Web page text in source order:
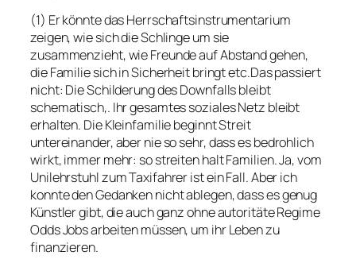
(1) Er könnte das Herrschaftsinstrumentarium
zeigen, wie sich die Schlinge um sie
zusammenzieht, wie Freunde auf Abstand gehen,
die Familie sich in Sicherheit bringt etc.Das passiert
nicht: Die Schilderung des Downfalls bleibt
schematisch,. Ihr gesamtes soziales Netz bleibt
erhalten. Die Kleinfamilie beginnt Streit
untereinander, aber nie so sehr, dass es bedrohlich
wirkt, immer mehr: so streiten halt Familien. Ja, vom
Unilehrstuhl zum Taxifahrer ist ein Fall. Aber ich
konnte den Gedanken nicht ablegen, dass es genug
Künstler gibt, die auch ganz ohne autoritäte Regime
Odds Jobs arbeiten müssen, um ihr Leben zu
finanzieren.